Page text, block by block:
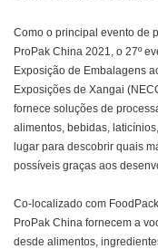
Como o principal evento de
ProPak China 2021, o 27º
Exposição de Embalagens
Exposições de Xangai
fornece soluções de
alimentos, bebidas,
lugar para descobrir quais
possíveis graças aos
Co-localizado com
ProPak China fornecem a
desde alimentos,